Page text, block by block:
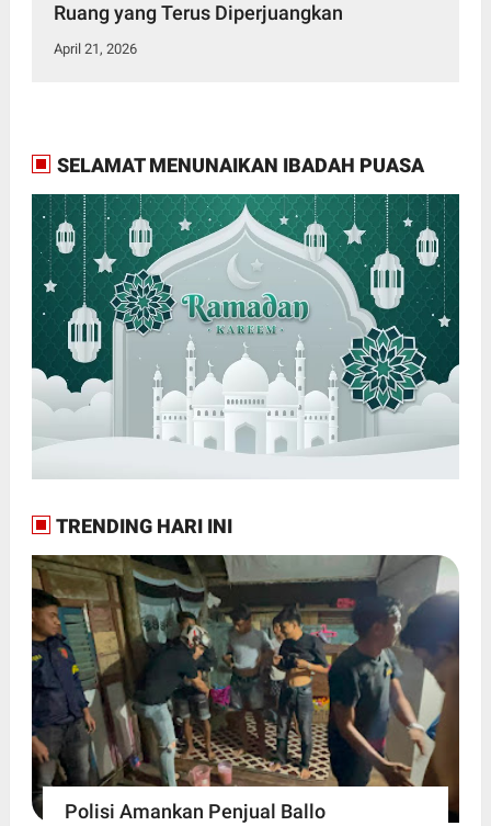
Ruang yang Terus Diperjuangkan
April 21, 2026
SELAMAT MENUNAIKAN IBADAH PUASA
TRENDING HARI INI
Polisi Amankan Penjual Ballo